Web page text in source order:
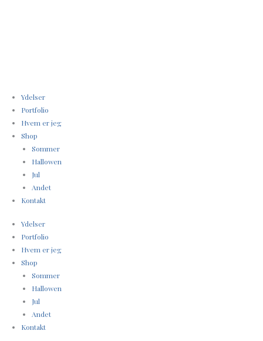
Ydelser
Portfolio
Hvem er jeg
Shop
Sommer
Hallowen
Jul
Andet
Kontakt
Ydelser
Portfolio
Hvem er jeg
Shop
Sommer
Hallowen
Jul
Andet
Kontakt